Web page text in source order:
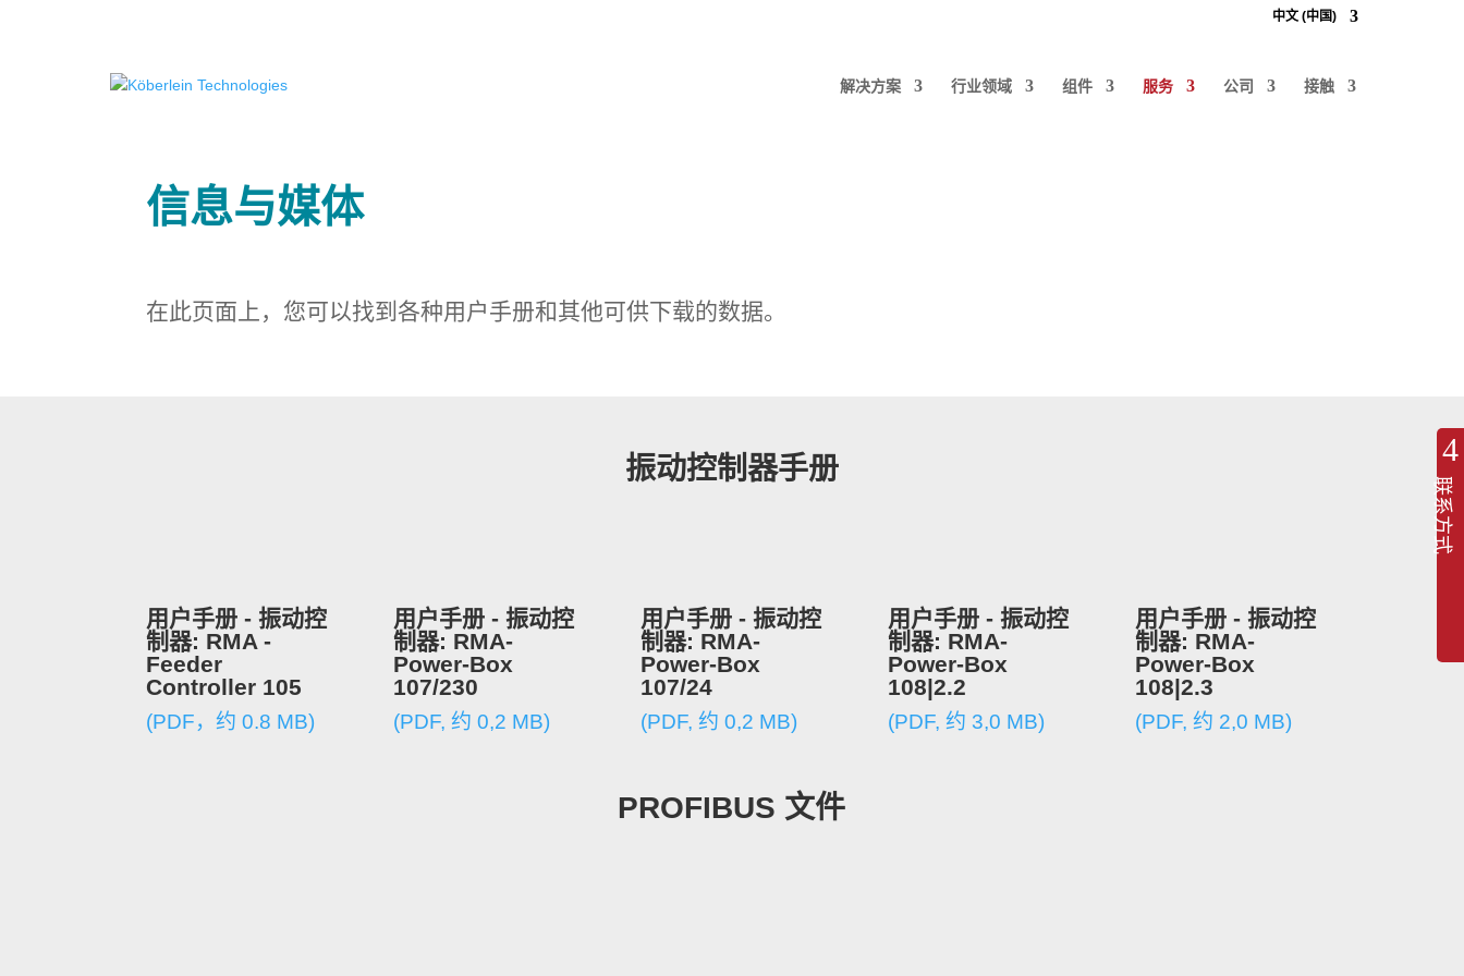
中文 (中国)
解决方案 行业领域 组件 服务 公司 接触
信息与媒体
在此页面上，您可以找到各种用户手册和其他可供下载的数据。
振动控制器手册
用户手册 - 振动控
制器: RMA -
Feeder
Controller 105
(PDF，约 0.8 MB)
用户手册 - 振动控
制器: RMA-
Power-Box
107/230
(PDF, 约 0,2 MB)
用户手册 - 振动控
制器: RMA-
Power-Box
107/24
(PDF, 约 0,2 MB)
用户手册 - 振动控
制器: RMA-
Power-Box
108|2.2
(PDF, 约 3,0 MB)
用户手册 - 振动控
制器: RMA-
Power-Box
108|2.3
(PDF, 约 2,0 MB)
PROFIBUS 文件
联系方式